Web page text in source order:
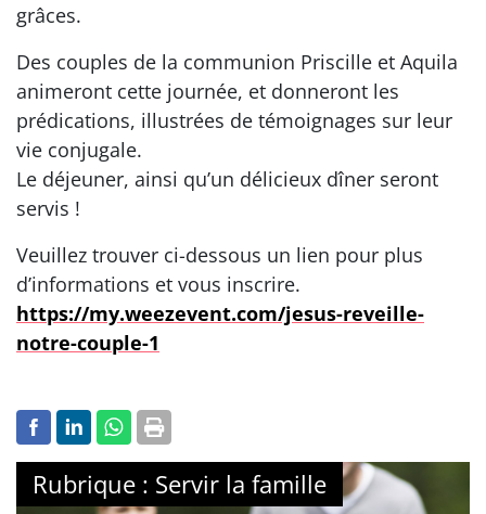
grâces.
Des couples de la communion Priscille et Aquila
animeront cette journée, et donneront les
prédications, illustrées de témoignages sur leur
vie conjugale.
Le déjeuner, ainsi qu’un délicieux dîner seront
servis !
Veuillez trouver ci-dessous un lien pour plus
d’informations et vous inscrire.
https://my.weezevent.com/jesus-reveille-
notre-couple-1
Rubrique : Servir la famille